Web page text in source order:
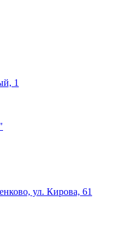
1
ул. Кирова, 61